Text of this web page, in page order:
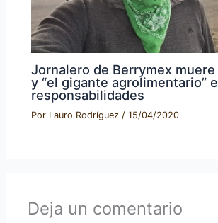
Jornalero de Berrymex
y “el gigante agrolimentario”
responsabilidades
Por Lauro Rodríguez /15/04/2020
Deja un comentario